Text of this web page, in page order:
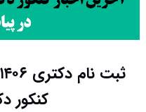
کنکور